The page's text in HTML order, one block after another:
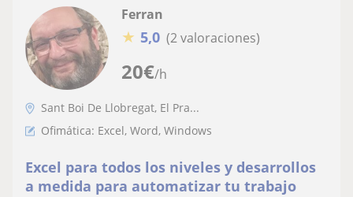
20€/h
Ferran
★ 5,0 (2 valoraciones)
Sant Boi De Llobregat, El Pra...
Ofimática: Excel, Word, Windows
Excel para todos los niveles y desarrollos
a medida para automatizar tu trabajo